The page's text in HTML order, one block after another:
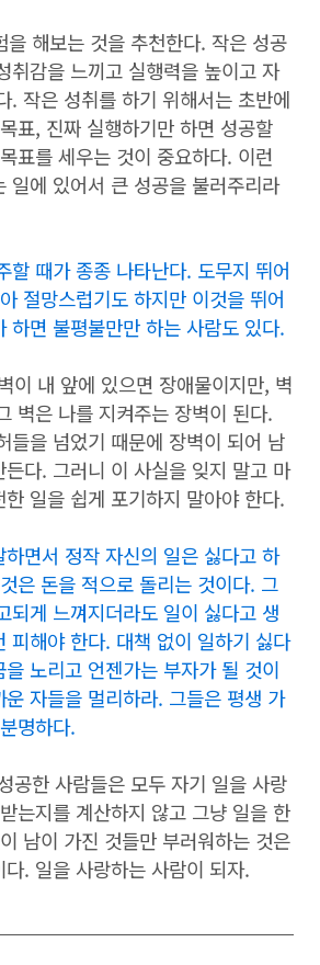
해보는 것을 추천한다. 작은 성공
취감을 느끼고 실행력을 높이고 자
. 작은 성취를 하기 위해서는 초반에
표, 진짜 실행하기만 하면 성공할
표를 세우는 것이 중요하다. 이런
일에 있어서 큰 성공을 불러주리라
할 때가 종종 나타난다. 도무지 뛰어
절망스럽기도 하지만 이것을 뛰어
하면 불평불만만 하는 사람도 있다.
내 앞에 있으면 장애물이지만, 벽
벽은 나를 지켜주는 장벽이 된다.
들을 넘었기 때문에 장벽이 되어 남
다. 그러니 이 사실을 잊지 말고 마
일을 쉽게 포기하지 말아야 한다.
면서 정작 자신의 일은 싫다고 하
은 돈을 적으로 돌리는 것이다. 그
되게 느껴지더라도 일이 싫다고 생
피해야 한다. 대책 없이 일하기 싫다
노리고 언젠가는 부자가 될 것이
자들을 멀리하라. 그들은 평생 가
명하다.
한 사람들은 모두 자기 일을 사랑
는지를 계산하지 않고 그냥 일을 한
남이 가진 것들만 부러워하는 것은
. 일을 사랑하는 사람이 되자.